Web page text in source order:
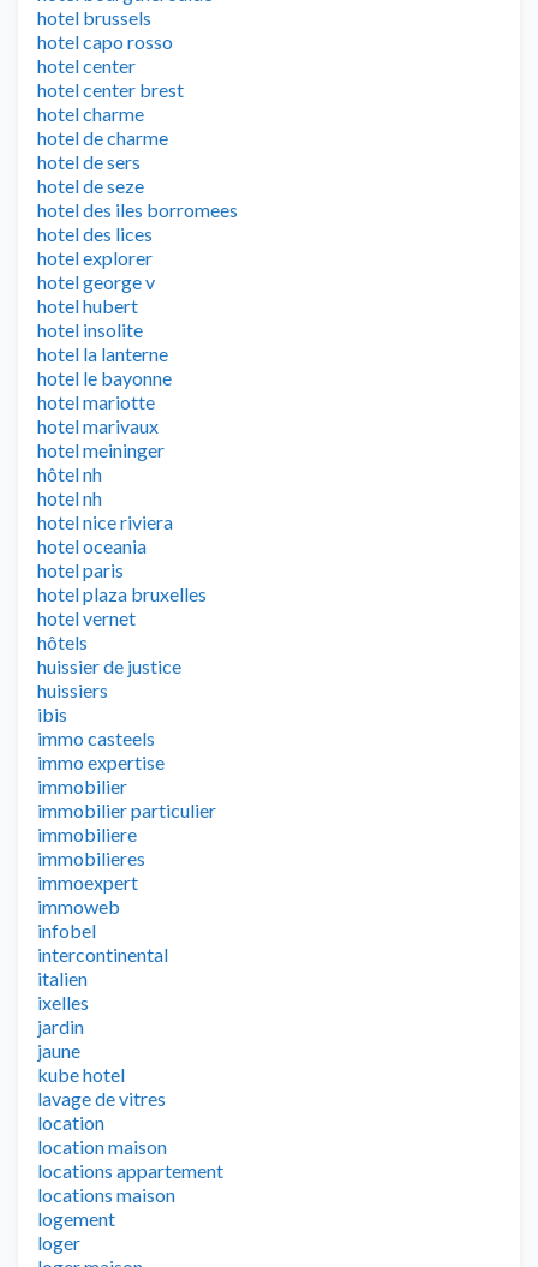
hotel brussels
hotel capo rosso
hotel center
hotel center brest
hotel charme
hotel de charme
hotel de sers
hotel de seze
hotel des iles borromees
hotel des lices
hotel explorer
hotel george v
hotel hubert
hotel insolite
hotel la lanterne
hotel le bayonne
hotel mariotte
hotel marivaux
hotel meininger
hôtel nh
hotel nh
hotel nice riviera
hotel oceania
hotel paris
hotel plaza bruxelles
hotel vernet
hôtels
huissier de justice
huissiers
ibis
immo casteels
immo expertise
immobilier
immobilier particulier
immobiliere
immobilieres
immoexpert
immoweb
infobel
intercontinental
italien
ixelles
jardin
jaune
kube hotel
lavage de vitres
location
location maison
locations appartement
locations maison
logement
loger